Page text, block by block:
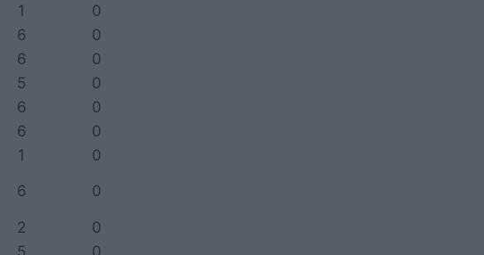
1
0
6
0
6
0
5
0
6
0
6
0
1
0
6 0
2
0
5
0